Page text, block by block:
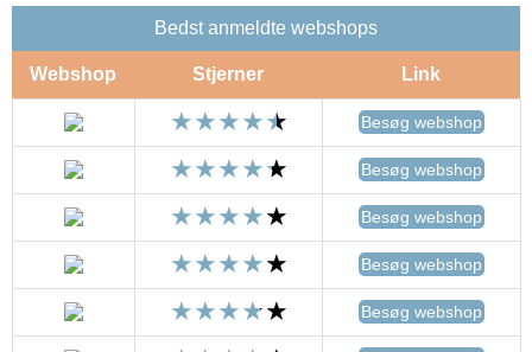
Bedst anmeldte webshops
Webshop Stjerner Link
Besøg webshop
Besøg webshop
Besøg webshop
Besøg webshop
Besøg webshop